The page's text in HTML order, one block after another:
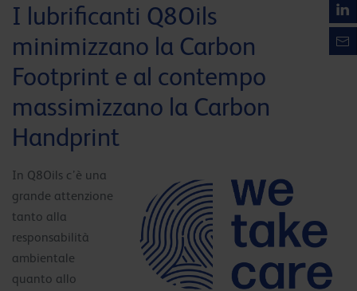
I lubrificanti Q8Oils
minimizzano la Carbon
Footprint e al contempo
massimizzano la Carbon
Handprint
In Q8Oils c’è una
grande attenzione
tanto alla
responsabilità
ambientale
quanto allo